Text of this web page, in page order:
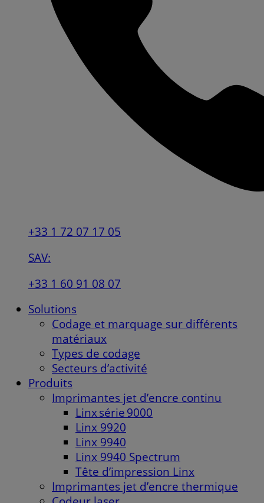
+33 1 72 07 17 05
SAV:
+33 1 60 91 08 07
Solutions
Codage et marquage sur différents
matériaux
Types de codage
Secteurs d’activité
Produits
Imprimantes jet d’encre continu
Linx série 9000
Linx 9920
Linx 9940
Linx 9940 Spectrum
Tête d’impression Linx
Imprimantes jet d’encre thermique